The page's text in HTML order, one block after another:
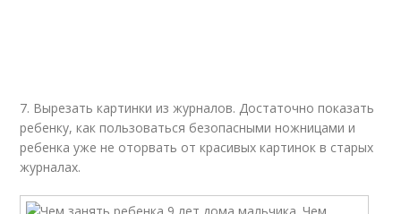
7. Вырезать картинки из журналов. Достаточно показать
ребенку, как пользоваться безопасными ножницами и
ребенка уже не оторвать от красивых картинок в старых
журналах.